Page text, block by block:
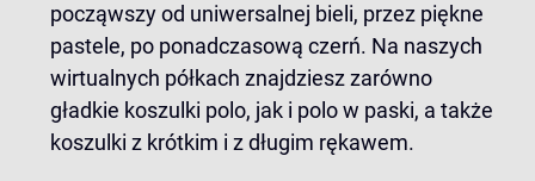
począwszy od uniwersalnej bieli, przez piękne
pastele, po ponadczasową czerń. Na naszych
wirtualnych półkach znajdziesz zarówno
gładkie koszulki polo, jak i polo w paski, a także
koszulki z krótkim i z długim rękawem.